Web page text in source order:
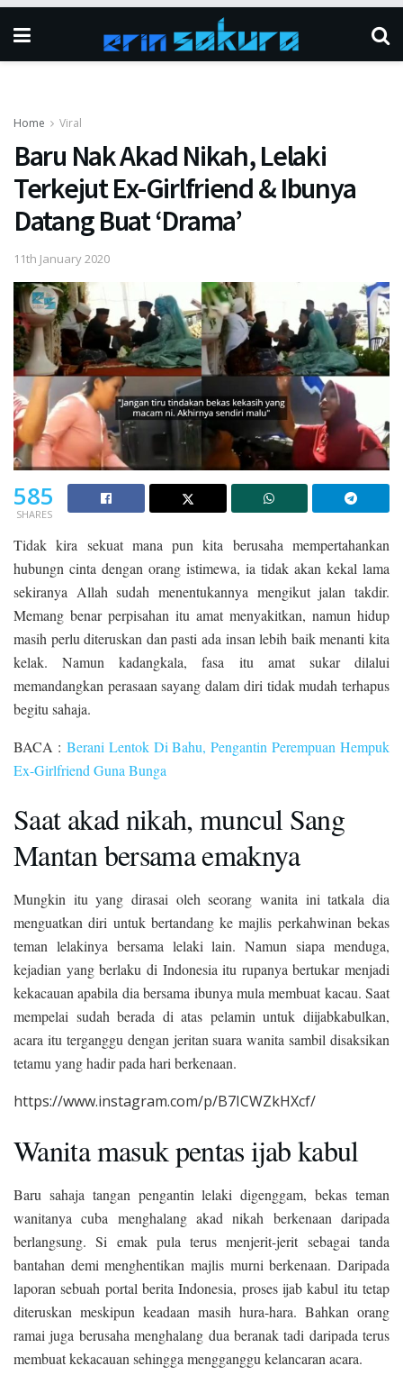
Home Viral
Baru Nak Akad Nikah, Lelaki
Terkejut Ex-Girlfriend & Ibunya
Datang Buat ‘Drama’
11th January 2020
585
SHARES
Tidak kira sekuat mana pun kita berusaha mempertahankan
hubungn cinta dengan orang istimewa, ia tidak akan kekal lama
sekiranya Allah sudah menentukannya mengikut jalan takdir.
Memang benar perpisahan itu amat menyakitkan, namun hidup
masih perlu diteruskan dan pasti ada insan lebih baik menanti kita
kelak. Namun kadangkala, fasa itu amat sukar dilalui
memandangkan perasaan sayang dalam diri tidak mudah terhapus
begitu sahaja.
BACA : Berani Lentok Di Bahu, Pengantin Perempuan Hempuk
Ex-Girlfriend Guna Bunga
Saat akad nikah, muncul Sang
Mantan bersama emaknya
Mungkin itu yang dirasai oleh seorang wanita ini tatkala dia
menguatkan diri untuk bertandang ke majlis perkahwinan bekas
teman lelakinya bersama lelaki lain. Namun siapa menduga,
kejadian yang berlaku di Indonesia itu rupanya bertukar menjadi
kekacauan apabila dia bersama ibunya mula membuat kacau. Saat
mempelai sudah berada di atas pelamin untuk diijabkabulkan,
acara itu terganggu dengan jeritan suara wanita sambil disaksikan
tetamu yang hadir pada hari berkenaan.
https://www.instagram.com/p/B7ICWZkHXcf/
Wanita masuk pentas ijab kabul
Baru sahaja tangan pengantin lelaki digenggam, bekas teman
wanitanya cuba menghalang akad nikah berkenaan daripada
berlangsung. Si emak pula terus menjerit-jerit sebagai tanda
bantahan demi menghentikan majlis murni berkenaan. Daripada
laporan sebuah portal berita Indonesia, proses ijab kabul itu tetap
diteruskan meskipun keadaan masih hura-hara. Bahkan orang
ramai juga berusaha menghalang dua beranak tadi daripada terus
membuat kekacauan sehingga mengganggu kelancaran acara.